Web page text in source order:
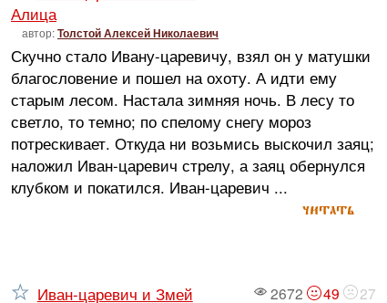
Алица
автор:Толстой Алексей Николаевич
Скучно стало Ивану-царевичу, взял он у матушки
благословение и пошел на охоту. А идти ему
старым лесом. Настала зимняя ночь. В лесу то
светло, то темно; по спелому снегу мороз
потрескивает. Откуда ни возьмись выскочил заяц;
наложил Иван-царевич стрелу, а заяц обернулся
клубком и покатился. Иван-царевич ...
читать
2672 49 27
Иван-царевич и Змей